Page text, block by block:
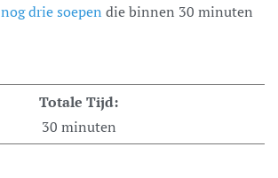
nog drie soepen die binnen 30 minuten
Totale Tijd:
30 minuten